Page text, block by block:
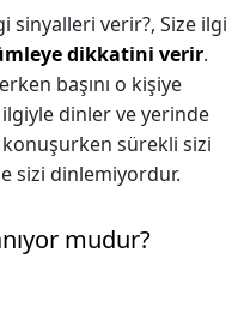
sinyalleri verir?, Size ilgi
dikkatini verir.
başını o kişiye
ilgiyle dinler ve yerinde
sürekli sizi
sizi dinlemiyordur.
mudur?